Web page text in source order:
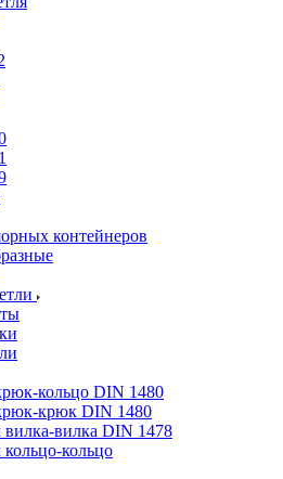
контейнеров
кольцо DIN 1480
крюк DIN 1480
вилка DIN 1478
кольцо